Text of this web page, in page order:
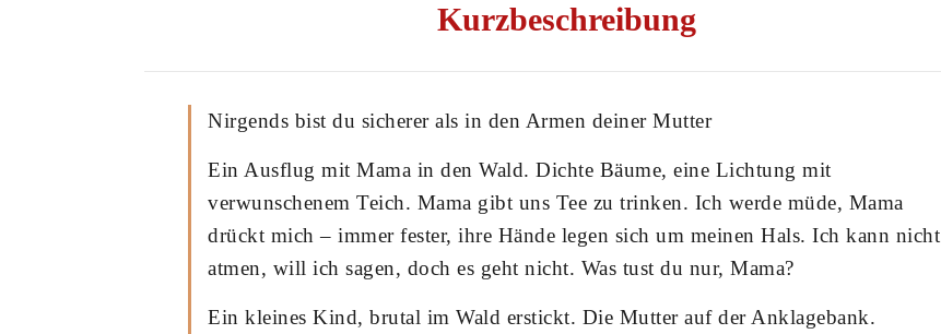
Kurzbeschreibung
Nirgends bist du sicherer als in den Armen deiner Mutter
Ein Ausflug mit Mama in den Wald. Dichte Bäume, eine Lichtung mit
verwunschenem Teich. Mama gibt uns Tee zu trinken. Ich werde müde, Mama
drückt mich – immer fester, ihre Hände legen sich um meinen Hals. Ich kann nicht
atmen, will ich sagen, doch es geht nicht. Was tust du nur, Mama?
Ein kleines Kind, brutal im Wald erstickt. Die Mutter auf der Anklagebank.